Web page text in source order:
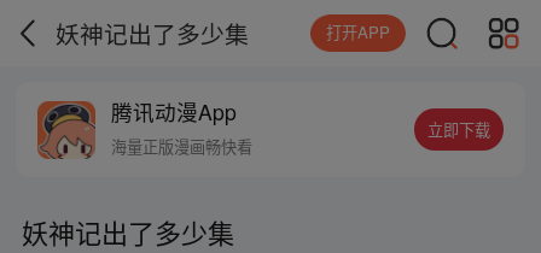
妖神记出了多少集 打开APP
腾讯动漫App
海量正版漫画畅快看
立即下载
妖神记出了多少集